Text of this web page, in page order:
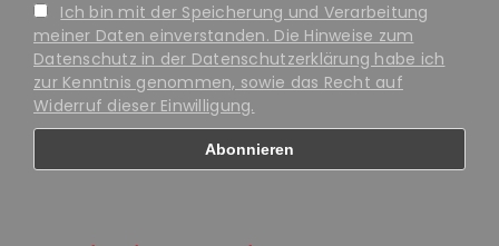
Ich bin mit der Speicherung und Verarbeitung
meiner Daten einverstanden. Die Hinweise zum
Datenschutz in der Datenschutzerklärung habe ich
zur Kenntnis genommen, sowie das Recht auf
Widerruf dieser Einwilligung.